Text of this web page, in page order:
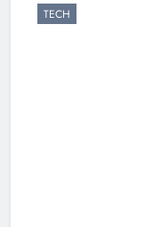
TECH